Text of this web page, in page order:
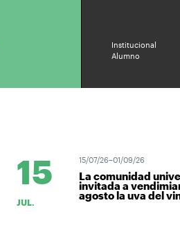
Institucional
Alumno
15
JUL.
15/07/26–01/09/26
La comunidad
invitada a vendimiar
agosto la uva del